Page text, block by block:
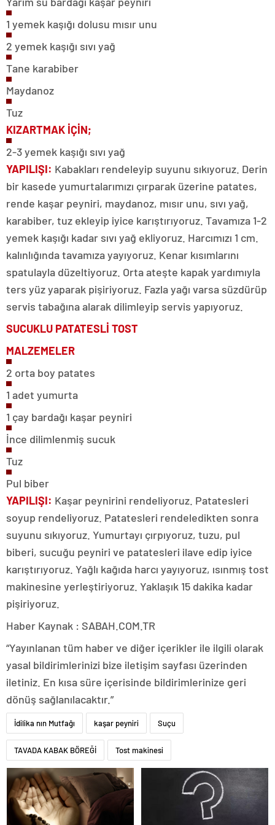
1 yemek kaşığı dolusu mısır unu
2 yemek kaşığı sıvı yağ
Tane karabiber
Maydanoz
Tuz
KIZARTMAK İÇİN;
2-3 yemek kaşığı sıvı yağ
YAPILIŞI: Kabakları rendeleyip suyunu sıkıyoruz. Derin
bir kasede yumurtalarımızı çırparak üzerine patates,
rende kaşar peyniri, maydanoz, mısır unu, sıvı yağ,
karabiber, tuz ekleyip iyice karıştırıyoruz. Tavamıza 1-2
yemek kaşığı kadar sıvı yağ ekliyoruz. Harcımızı 1 cm.
kalınlığında tavamıza yayıyoruz. Kenar kısımlarını
spatulayla düzeltiyoruz. Orta ateşte kapak yardımıyla
ters yüz yaparak pişiriyoruz. Fazla yağı varsa süzdürüp
servis tabağına alarak dilimleyip servis yapıyoruz.
SUCUKLU PATATESLİ TOST
MALZEMELER
2 orta boy patates
1 adet yumurta
1 çay bardağı kaşar peyniri
İnce dilimlenmiş sucuk
Tuz
Pul biber
YAPILIŞI: Kaşar peynirini rendeliyoruz. Patatesleri
soyup rendeliyoruz. Patatesleri rendeledikten sonra
suyunu sıkıyoruz. Yumurtayı çırpıyoruz, tuzu, pul
biberi, sucuğu peyniri ve patatesleri ilave edip iyice
karıştırıyoruz. Yağlı kağıda harcı yayıyoruz, ısınmış tost
makinesine yerleştiriyoruz. Yaklaşık 15 dakika kadar
pişiriyoruz.
Haber Kaynak : SABAH.COM.TR
“Yayınlanan tüm haber ve diğer içerikler ile ilgili olarak
yasal bildirimlerinizi bize iletişim sayfası üzerinden
iletiniz. En kısa süre içerisinde bildirimlerinize geri
dönüş sağlanılacaktır.”
İdilika nın Mutfağı kaşar peyniri Suçu
TAVADA KABAK BÖREĞİ Tost makinesi